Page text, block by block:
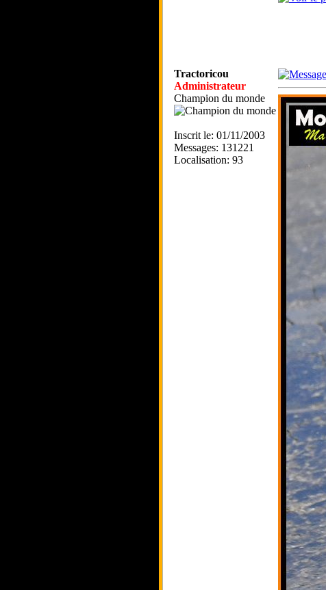
Tractoricou
Administrateur
Champion du monde
Inscrit le: 01/11/2003
Messages: 131221
Localisation: 93